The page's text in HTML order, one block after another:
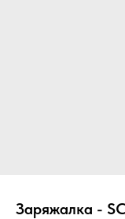
Заряжалка -